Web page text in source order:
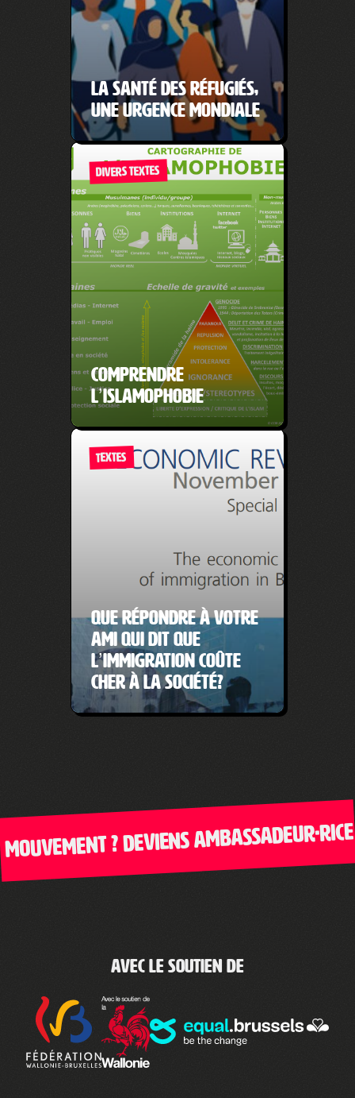
La santé des réfugiés,
une urgence mondiale
DIVERS TEXTES
Comprendre
l’islamophobie
TEXTES
Que répondre à votre
ami qui dit que
l’immigration coûte
cher à la société?
? Deviens ambassadeur·rice
Avec le soutien de